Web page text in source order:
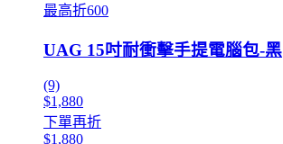
最高折600
UAG 15吋耐衝擊手提電腦包-黑
(9)
$1,880
下單再折
$1,880